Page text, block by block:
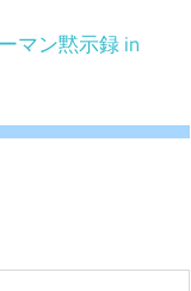
マン黙示録 in